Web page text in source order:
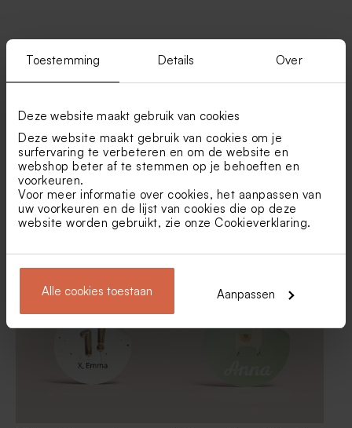
Toestemming Details Over
Deze website maakt gebruik van cookies
Deze website maakt gebruik van cookies om je
surfervaring te verbeteren en om de website en
webshop beter af te stemmen op je behoeften en
voorkeuren.
Voor meer informatie over cookies, het aanpassen van
uw voorkeuren en de lijst van cookies die op deze
website worden gebruikt, zie onze Cookieverklaring.
Alle cookies toestaan Aanpassen
gouden spikkeltjes
yellow 1kg (± 240 stuks)
(4,4cm)